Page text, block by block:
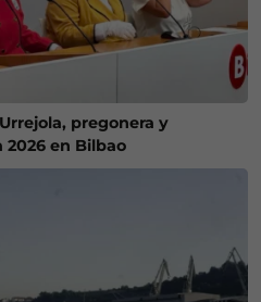
pregonera y
en Bilbao